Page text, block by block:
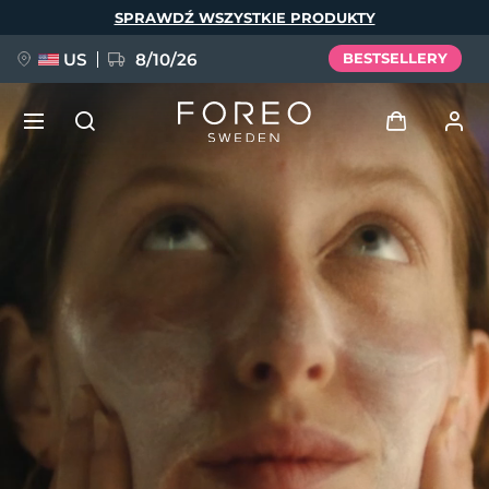
SPRAWDŹ WSZYSTKIE PRODUKTY
US 8/10/26 BESTSELLERY
Zaloguj
Profil użytkownika
Moje urządzenia
Moje zamówienia
Moje adresy
Moje subskrypcje
FAQ™ Pure Beauty-Tech Elixir
BREAKING NEWS
issa™ Teeth Whitening Set
English
Español
Français
Русский
Türkçe
简体中文 繁體中文